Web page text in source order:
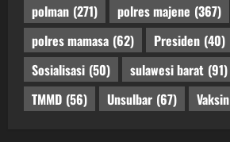
polman (271) polres majene (367)
polres mamasa (62) Presiden (40)
Sosialisasi (50) sulawesi barat (91)
TMMD (56) Unsulbar (67) Vaksin